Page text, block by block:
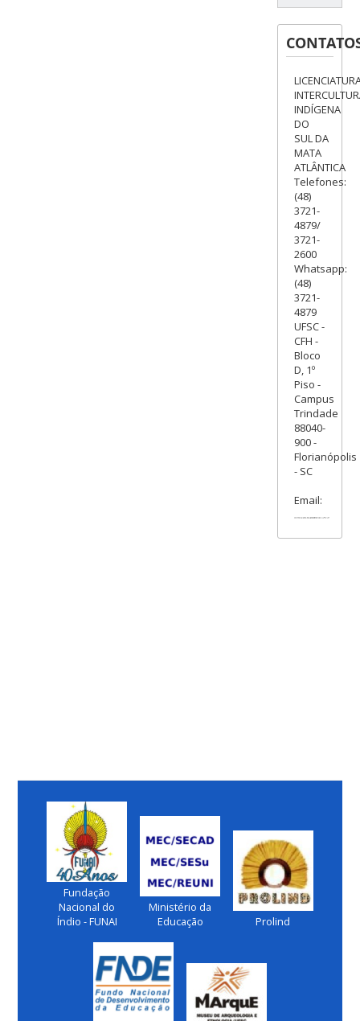
INDÍGENA
DO
SUL DA
MATA
ATLÂNTICA
Telefones:
(48)
3721-
4879/
3721-
2600
Whatsapp:
(48)
3721-
4879
UFSC -
CFH -
Bloco
D, 1º
Piso -
Campus
Trindade
88040-
900 -
Florianópolis
- SC
Email:
Fundação
Nacional do
Índio - FUNAI
Ministério da
Educação
Prolind